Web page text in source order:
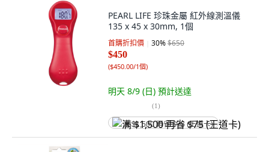
PEARL LIFE 珍珠金屬 紅外線測溫儀
135 x 45 x 30mm, 1個
首購折扣價 30%$650
$450
($450.00/1個)
明天 8/9 (日) 預計送達
(1)
满 $1,500 再省 $75 (王道卡)